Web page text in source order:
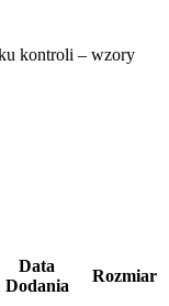
kontroli – wzory
Data
Dodania
Rozmiar